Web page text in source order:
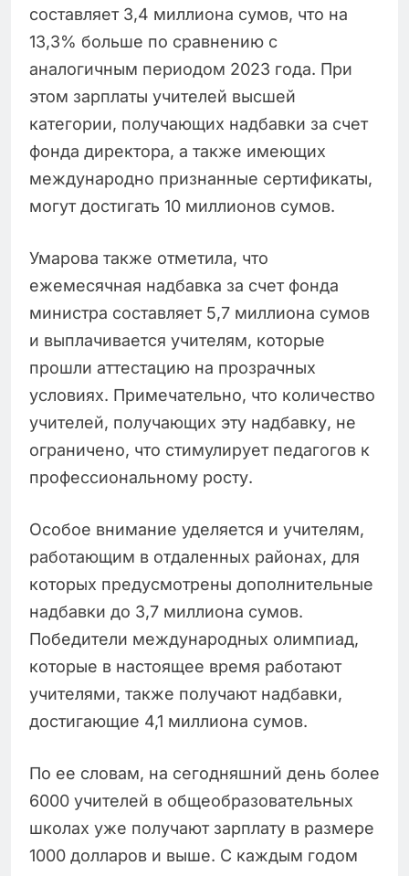
составляет 3,4 миллиона сумов, что на
13,3% больше по сравнению с
аналогичным периодом 2023 года. При
этом зарплаты учителей высшей
категории, получающих надбавки за счет
фонда директора, а также имеющих
международно признанные сертификаты,
могут достигать 10 миллионов сумов.
Умарова также отметила, что
ежемесячная надбавка за счет фонда
министра составляет 5,7 миллиона сумов
и выплачивается учителям, которые
прошли аттестацию на прозрачных
условиях. Примечательно, что количество
учителей, получающих эту надбавку, не
ограничено, что стимулирует педагогов к
профессиональному росту.
Особое внимание уделяется и учителям,
работающим в отдаленных районах, для
которых предусмотрены дополнительные
надбавки до 3,7 миллиона сумов.
Победители международных олимпиад,
которые в настоящее время работают
учителями, также получают надбавки,
достигающие 4,1 миллиона сумов.
По ее словам, на сегодняшний день более
6000 учителей в общеобразовательных
школах уже получают зарплату в размере
1000 долларов и выше. С каждым годом